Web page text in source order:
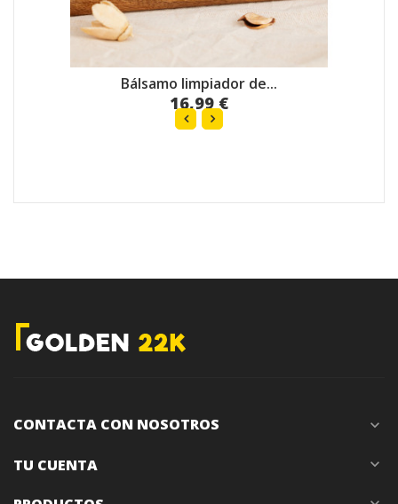
Bálsamo limpiador de...
16,99 €
CONTACTA CON NOSOTROS expand_more
TU CUENTA expand_more